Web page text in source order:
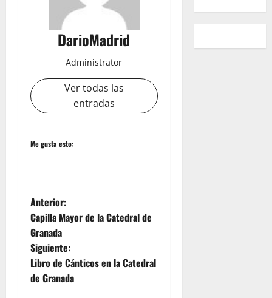
DarioMadrid
Administrator
Ver todas las
entradas
Me gusta esto:
N
a
v
e
Anterior:
Capilla Mayor de la Catedral de
Granada
Siguiente:
Libro de Cánticos en la Catedral
de Granada